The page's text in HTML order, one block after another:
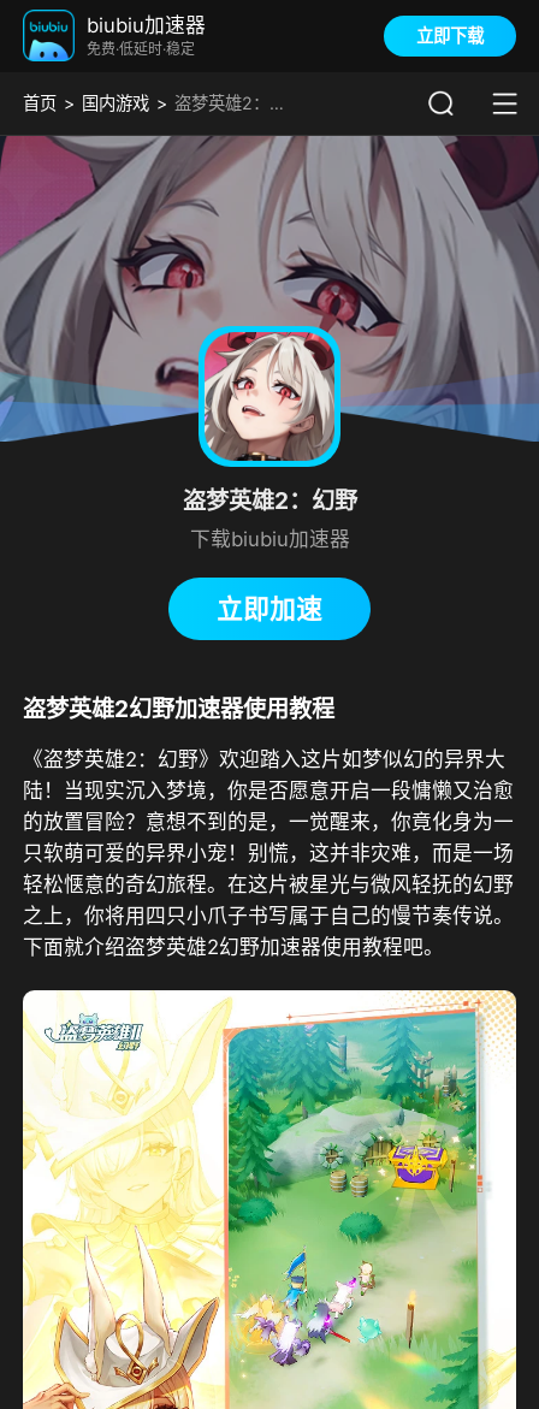
biubiu加速器
免费·低延时·稳定
立即下载
首页 国内游戏 盗梦英雄2：幻野加速器
盗梦英雄2：幻野
下载biubiu加速器
立即加速
盗梦英雄2幻野加速器使用教程
《盗梦英雄2：幻野》欢迎踏入这片如梦似幻的异界大
陆！当现实沉入梦境，你是否愿意开启一段慵懒又治愈
的放置冒险？意想不到的是，一觉醒来，你竟化身为一
只软萌可爱的异界小宠！别慌，这并非灾难，而是一场
轻松惬意的奇幻旅程。在这片被星光与微风轻抚的幻野
之上，你将用四只小爪子书写属于自己的慢节奏传说。
下面就介绍盗梦英雄2幻野加速器使用教程吧。